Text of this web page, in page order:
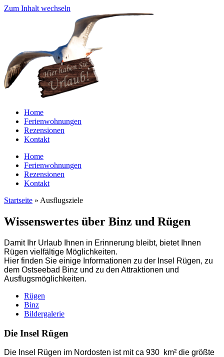
Zum Inhalt wechseln
Home
Ferienwohnungen
Rezensionen
Kontakt
Home
Ferienwohnungen
Rezensionen
Kontakt
Startseite » Ausflugsziele
Wissenswertes über Binz und Rügen
Damit Ihr Urlaub Ihnen in Erinnerung bleibt, bietet Ihnen
Rügen vielfältige Möglichkeiten.
Hier finden Sie einige Informationen zu der Insel Rügen, zu
dem Ostseebad Binz und zu den Attraktionen und
Ausflugsmöglichkeiten.
Rügen
Binz
Bildergalerie
Die Insel Rügen
Die Insel Rügen im Nordosten ist mit ca 930 km² die größte